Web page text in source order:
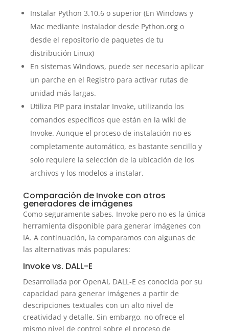
Instalar Python 3.10.6 o superior (En Windows y
Mac mediante instalador desde Python.org o
desde el repositorio de paquetes de tu
distribución Linux)
En sistemas Windows, puede ser necesario aplicar
un parche en el Registro para activar rutas de
unidad más largas.
Utiliza PIP para instalar Invoke, utilizando los
comandos específicos que están en la wiki de
Invoke. Aunque el proceso de instalación no es
completamente automático, es bastante sencillo y
solo requiere la selección de la ubicación de los
archivos y los modelos a instalar.
Comparación de Invoke con otros
generadores de imágenes
Como seguramente sabes, Invoke pero no es la única
herramienta disponible para generar imágenes con
IA. A continuación, la comparamos con algunas de
las alternativas más populares:
Invoke vs. DALL-E
Desarrollada por OpenAI, DALL-E es conocida por su
capacidad para generar imágenes a partir de
descripciones textuales con un alto nivel de
creatividad y detalle. Sin embargo, no ofrece el
mismo nivel de control sobre el proceso de